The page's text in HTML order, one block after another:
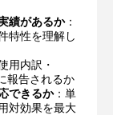
績があるか：
特性を理解し
用内訳・
報告されるか
できるか：単
対効果を最大